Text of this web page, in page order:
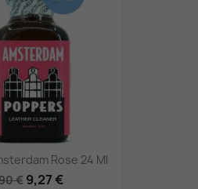
Rose 24 Ml
€ 9,27 €